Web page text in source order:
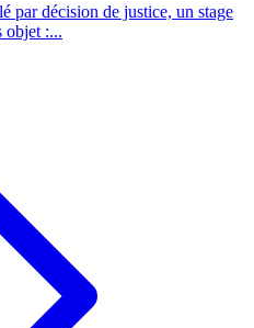
par décision de justice, un stage
objet :...